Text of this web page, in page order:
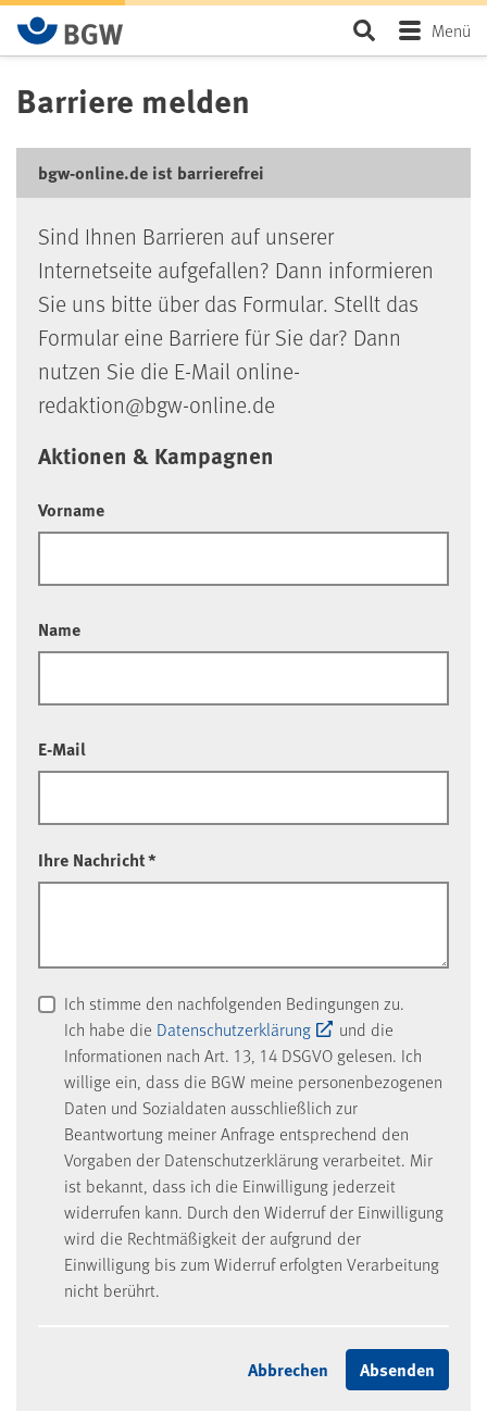
Zum Hauptinhalt springen SeiteMenü
Barriere melden
bgw-online.de ist barrierefrei
Sind Ihnen Barrieren auf unserer
Internetseite aufgefallen? Dann informieren
Sie uns bitte über das Formular. Stellt das
Formular eine Barriere für Sie dar? Dann
nutzen Sie die E-Mail online-
redaktion@bgw-online.de
Aktionen & Kampagnen
Vorname
Name
E-Mail
Ihre Nachricht*
Ich stimme den nachfolgenden Bedingungen zu.
Ich habe die Datenschutzerklärung
und die
Informationen nach Art. 13, 14 DSGVO gelesen. Ich
willige ein, dass die BGW meine personenbezogenen
Daten und Sozialdaten ausschließlich zur
Beantwortung meiner Anfrage entsprechend den
Vorgaben der Datenschutzerklärung verarbeitet. Mir
ist bekannt, dass ich die Einwilligung jederzeit
widerrufen kann. Durch den Widerruf der Einwilligung
wird die Rechtmäßigkeit der aufgrund der
Einwilligung bis zum Widerruf erfolgten Verarbeitung
nicht berührt.